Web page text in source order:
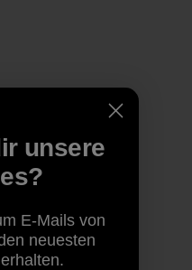
unsere
E-Mails von
neuesten